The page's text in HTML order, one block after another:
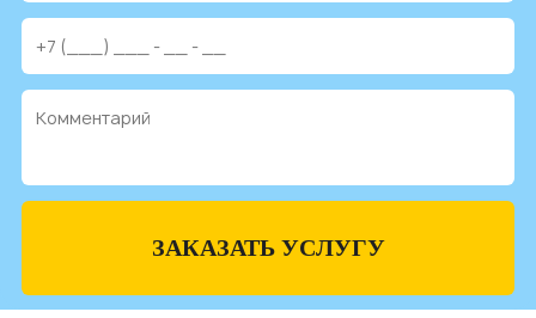
ЗАКАЗАТЬ УСЛУГУ